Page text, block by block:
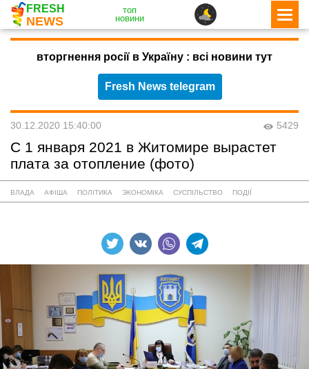
FRESH
NEWS
топ
новини
вторгнення росії в Україну : всі новини тут
Fresh News telegram
30.12.2020 15:40:00 5429
С 1 января 2021 в Житомире вырастет
плата за отопление (фото)
ВЛАДА АФІША ПОЛІТИКА ЭКОНОМІКА СУСПІЛЬСТВО ПОДІЇ